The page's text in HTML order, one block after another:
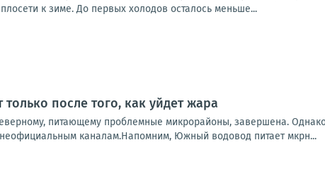
к зиме. До первых холодов осталось меньше...
после того, как уйдет жара
питающему проблемные микрорайоны, завершена.
каналам.Напомним, Южный водовод питает мкрн...